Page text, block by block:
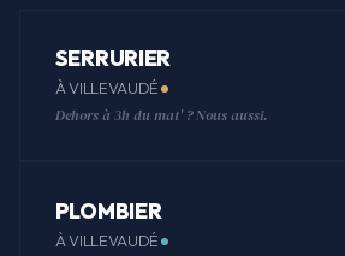
SERRURIER
À VILLEVAUDÉ
Dehors à 3h du mat' ? Nous aussi.
PLOMBIER
À VILLEVAUDÉ